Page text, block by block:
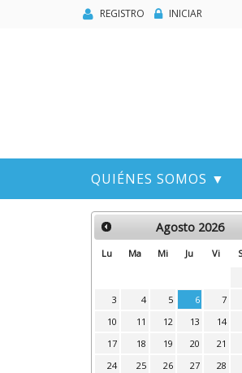
REGISTRO INICIAR
QUIÉNES SOMOS ▼
Agosto 2026
Lu Ma Mi Ju Vi
3
4 5 6 7
10
11 12 13 14
17
18 19 20 21
24
25 26 27 28